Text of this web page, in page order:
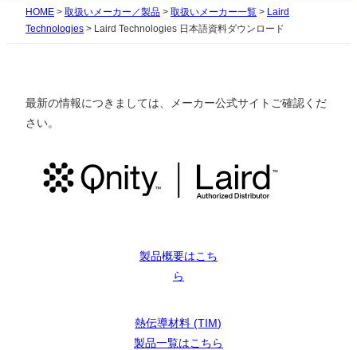
HOME > 取扱いメーカー／製品 > 取扱いメーカー一覧 > Laird
Technologies > Laird Technologies 日本語資料ダウンロード
最新の情報につきましては、メーカー公式サイトご確認くだ
さい。
製品概要はこち
ら
熱伝導材料 (TIM)
製品一覧はこちら